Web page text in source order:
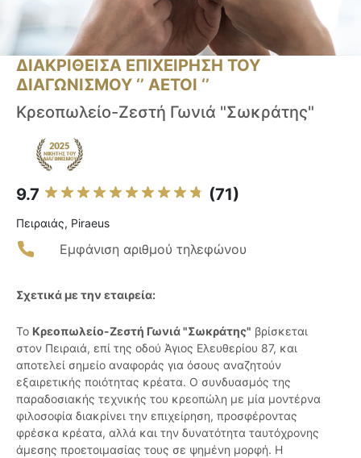
ΔΙΑΚΡΙΘΕΙΣΑ ΕΠΙΧΕΙΡΗΣΗ ΤΟΥ
ΔΙΑΓΩΝΙΣΜΟΥ ‘’ ΑΕΤΟΙ ‘’
Κρεοπωλείο-Ζεστή Γωνιά "Σωκράτης"
9.7 (71)
Πειραιάς, Piraeus
Εμφάνιση αριθμού τηλεφώνου
Σχετικά με την εταιρεία:
Το Κρεοπωλείο-Ζεστή Γωνιά "Σωκράτης" βρίσκεται
στον Πειραιά, επί της οδού Άγιος Ελευθερίου 87, και
αποτελεί σημείο αναφοράς για όσους αναζητούν
εξαιρετικής ποιότητας κρέατα. Ο συνδυασμός της
παραδοσιακής τεχνικής του κρεοπώλη με μία μοντέρνα
φιλοσοφία διακρίνει την επιχείρηση, προσφέροντας
φρέσκα κρέατα, αλλά και την δυνατότητα ταυτόχρονης
άμεσης προετοιμασίας τους σε ψημένη μορφή. Η